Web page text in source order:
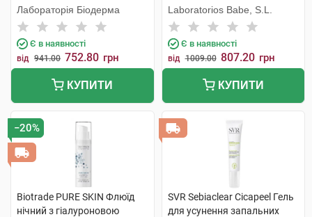
SPF50+ тон 02 40 мл 1
флакон
Лабораторія Біодерма
Є в наявності
від 941.00 752.80 грн
КУПИТИ
з фізичними фільтрами з
тонуючим ефектом з SPF50
50 мл 1 флакон
Laboratorios Babe, S.L.
Є в наявності
від 1009.00 807.20 грн
КУПИТИ
−20%
Biotrade PURE SKIN Флюїд
нічний з гіалуроновою
SVR Sebiaclear Cicapeel Гель
для усунення запальних